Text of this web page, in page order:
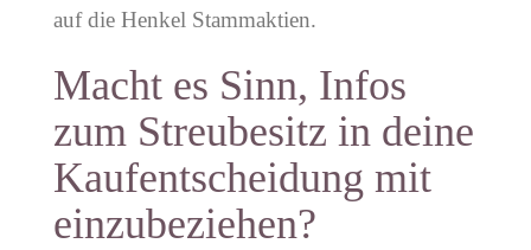
auf die Henkel Stammaktien.
Macht es Sinn, Infos
zum Streubesitz in deine
Kaufentscheidung mit
einzubeziehen?